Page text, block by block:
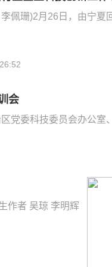
佩珊)2月26日，由宁夏
会
党委科技委员会办公室
作者 吴琼 李明辉